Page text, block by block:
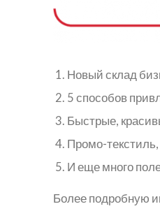
Новый склад
5 способов
Быстрые,
Промо-
И еще много
Более подробную